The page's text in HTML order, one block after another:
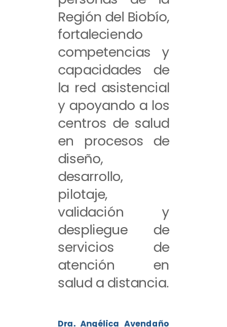
Región del Biobío,
fortaleciendo
competencias y
capacidades de
la red asistencial
y apoyando a los
centros de salud
en procesos de
diseño,
desarrollo,
pilotaje,
validación y
despliegue de
servicios de
atención en
salud a distancia.
Dra. Angélica Avendaño